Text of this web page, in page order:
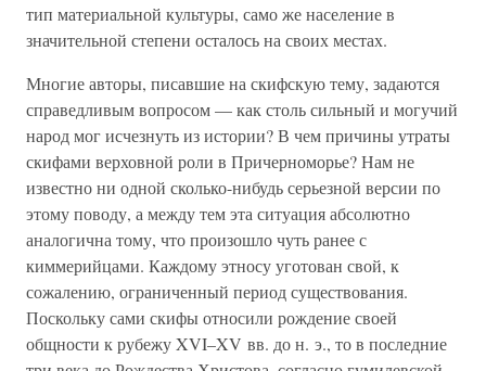
тип материальной культуры, само же население в
значительной степени осталось на своих местах.
Многие авторы, писавшие на скифскую тему, задаются
справедливым вопросом — как столь сильный и могучий
народ мог исчезнуть из истории? В чем причины утраты
скифами верховной роли в Причерноморье? Нам не
известно ни одной сколько-нибудь серьезной версии по
этому поводу, а между тем эта ситуация абсолютно
аналогична тому, что произошло чуть ранее с
киммерийцами. Каждому этносу уготован свой, к
сожалению, ограниченный период существования.
Поскольку сами скифы относили рождение своей
общности к рубежу XVI–XV вв. до н. э., то в последние